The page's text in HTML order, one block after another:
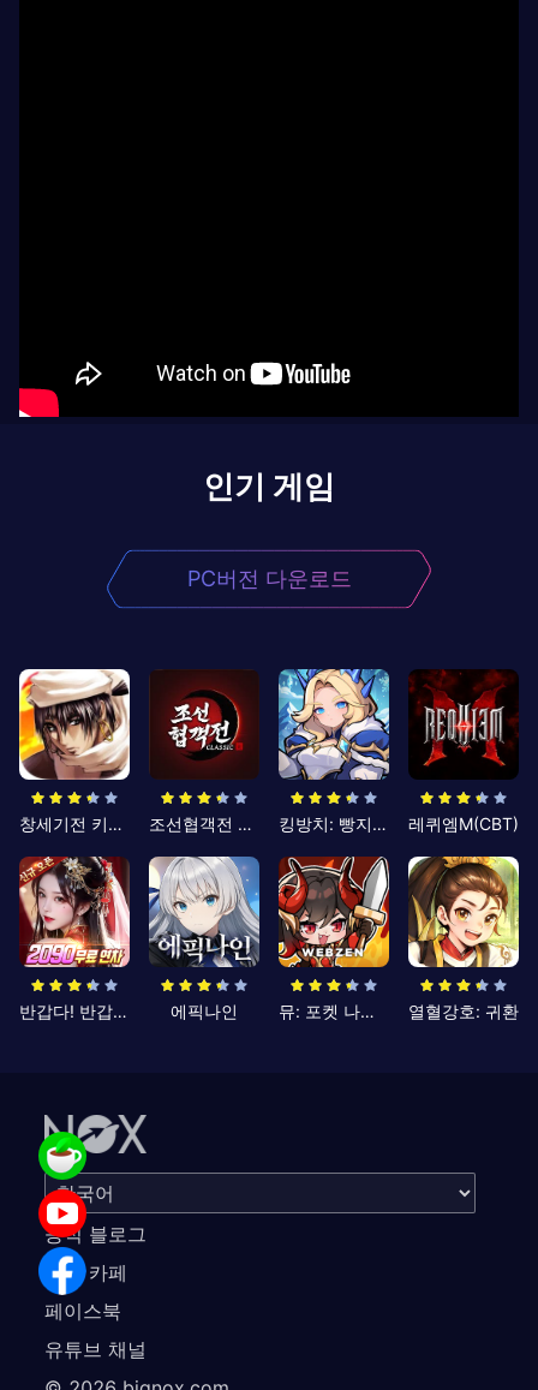
인기 게임
PC버전 다운로드
창세기전 키우기 조선협객전 클래식 킹방치: 빵지의 제왕 레퀴엠M(CBT)
반갑다! 반갑삼국지 에픽나인 뮤: 포켓 나이츠 열혈강호: 귀환
공식 블로그
공식 카페
페이스북
유튜브 채널